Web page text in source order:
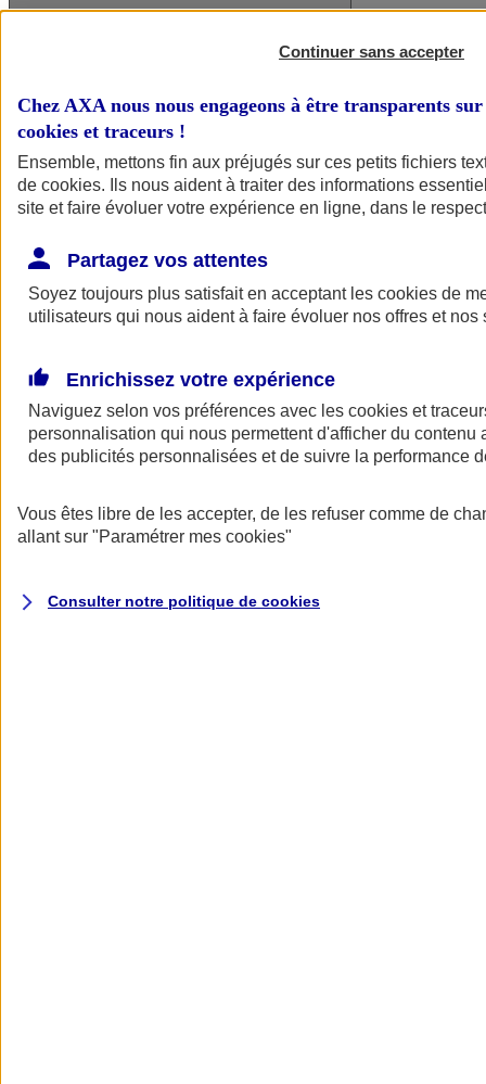
AXA Assurance
Continuer sans accepter
Chez AXA nous nous engageons à être transparents
cookies et traceurs !
Ensemble, mettons fin aux préjugés sur ces petits fichiers
de cookies. Ils nous aident à traiter des informations
site et faire évoluer votre expérience en ligne, dans le
Partagez vos attentes
Soyez toujours plus satisfait en acceptant les cookies de
utilisateurs qui nous aident à faire évoluer nos offres et nos
Enrichissez votre expérience
Naviguez selon vos préférences avec les cookies et
personnalisation qui nous permettent d'afficher du contenu
des publicités personnalisées et de suivre la performance
Vous êtes libre de les accepter, de les refuser comme de
allant sur "Paramétrer mes cookies"
Consulter notre politique de cookies